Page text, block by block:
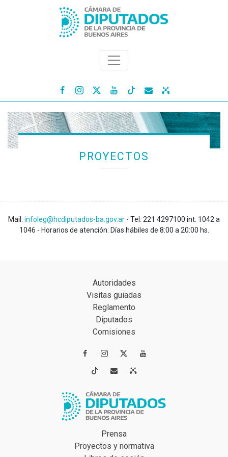
   
PROYECTOS
Mail: infoleg@hcdiputados-ba.gov.ar - Tel: 221 4297100 int: 1042 a
1046 - Horarios de atención: Días hábiles de 8:00 a 20:00 hs.
Autoridades
Visitas guiadas
Reglamento
Diputados
Comisiones
 
 
Prensa
Proyectos y normativa